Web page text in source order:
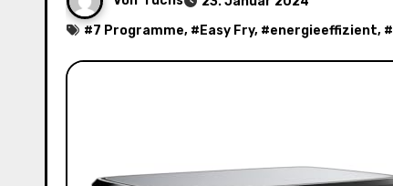
#7 Programme, # Easy Fry, #energieeffizient, #